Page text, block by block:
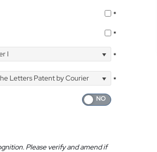
*
*
I *
Letters Patent by Courier
*
Please verify and amend if